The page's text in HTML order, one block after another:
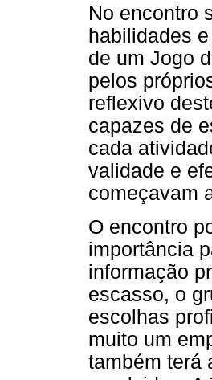
No encontro
habilidades
de um Jogo
pelos
reflexivo
capazes de
cada
validade e
começavam
O encontro
importância
informação
escasso, o
escolhas
muito um
também terá